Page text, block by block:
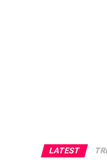
LATEST